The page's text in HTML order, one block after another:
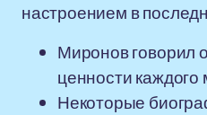
настроением в
Миронов говорил
ценности каждого
Некоторые